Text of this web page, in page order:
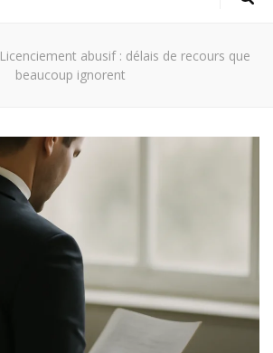
Licenciement abusif : délais de recours que
beaucoup ignorent